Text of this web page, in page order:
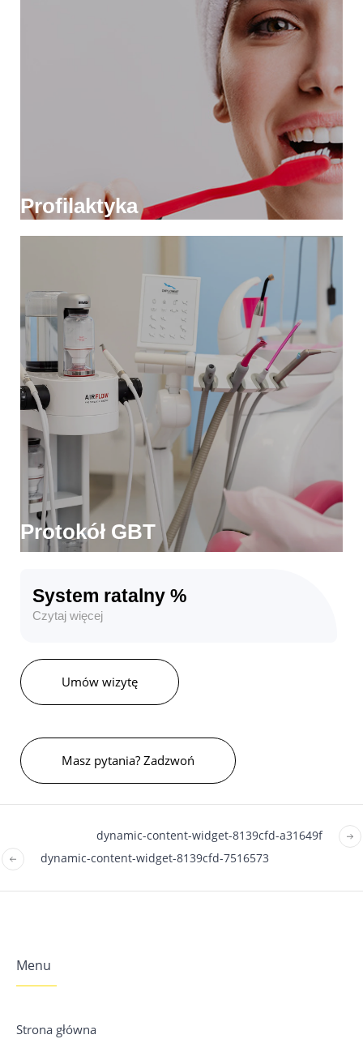
Profilaktyka
Implantologia
Profilaktyka zębów
Po higienizacji pacjent otrzymuje indywidualne
wskazówki dotyczące sposobu w jaki prawidłowo dbać o
higienę jamy ustnej.
Czytaj więcej
Protokół GBT
Higienizacja
Zabiegi higienizacyjne przeprowadzamy za pomocą
urządzenia najnowszej generacji – EMS Airflow
Prophylaxis Master, dzięki któremu higienizacja jest
przyjemna i bezbolesna.
System ratalny %
Czytaj więcej
Umów wizytę
Masz pytania? Zadzwoń
dynamic-content-widget-8139cfd-a31649f
dynamic-content-widget-8139cfd-7516573
Menu
Strona główna